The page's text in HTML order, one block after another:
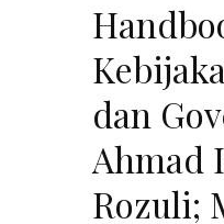
dan
Ahmad
Rozuli;